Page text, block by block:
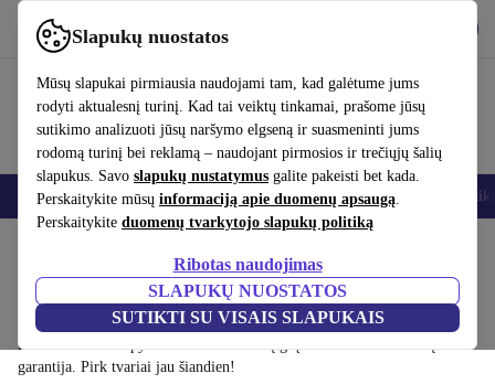
Slapukų nuostatos
Mūsų slapukai pirmiausia naudojami tam, kad galėtume jums
rodyti aktualesnį turinį. Kad tai veiktų tinkamai, prašome jūsų
sutikimo analizuoti jūsų naršymo elgseną ir suasmeninti jums
rodomą turinį bei reklamą – naudojant pirmosios ir trečiųjų šalių
slapukus. Savo slapukų nustatymus galite pakeisti bet kada.
Perskaitykite mūsų informaciją apie duomenų apsaugą.
Perskaitykite duomenų tvarkytojo slapukų politiką
Ribotas naudojimas
SLAPUKŲ NUOSTATOS
SUTIKTI SU VISAIS SLAPUKAIS
Naudok refurbed greitai ir paprastai
Išmanieji telefonai Nešiojamieji kompiuteriai Planšetės Išmanieji
Lenovo nešiojamieji kompiuteriai:
Sertifikuoti profesionaliai atnaujinti Lenovo nešiojamieji kompiuteriai
iki 1500 € – sutaupyk iki 40 %. 30 dienų grąžinimai ir 12 mėnesių
garantija. Pirk tvariai jau šiandien!